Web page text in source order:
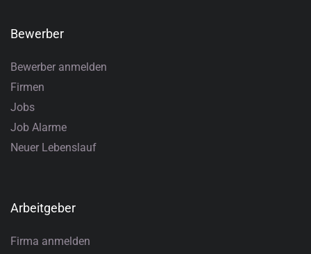
Bewerber
Bewerber anmelden
Firmen
Jobs
Job Alarme
Neuer Lebenslauf
Arbeitgeber
Firma anmelden